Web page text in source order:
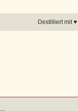
Destilliert mit♥︎